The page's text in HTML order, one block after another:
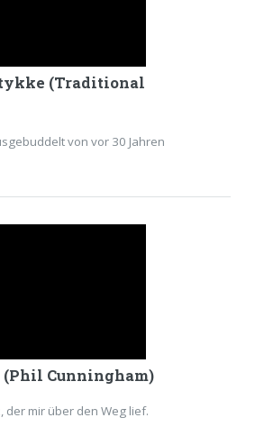
(Traditional
von vor 30 Jahren
Cunningham)
der mir über den Weg lief.